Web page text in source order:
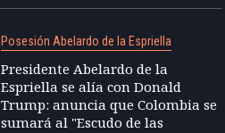
Posesión Abelardo de la Espriella
Presidente Abelardo de la
Espriella se alía con Donald
Trump: anuncia que Colombia se
sumará al "Escudo de las